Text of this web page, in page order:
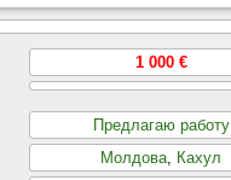
1 000 €
Предлагаю работу
Молдова, Кахул